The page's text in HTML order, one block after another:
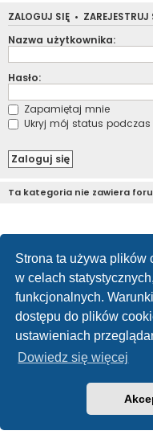
Strona ta używa plików
w celach
funkcjonalnych.
dostępu do plików
ustawieniach
Dowiedz się więcej
ZALOGUJ SIĘ • ZAREJESTRUJ
Nazwa użytkownika:
Hasło:
Zapamiętaj mnie
Ukryj mój status podczas
Ta kategoria nie zawiera
Portal Forum
Technologię